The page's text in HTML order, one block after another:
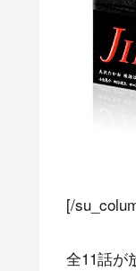
[/
全11話が